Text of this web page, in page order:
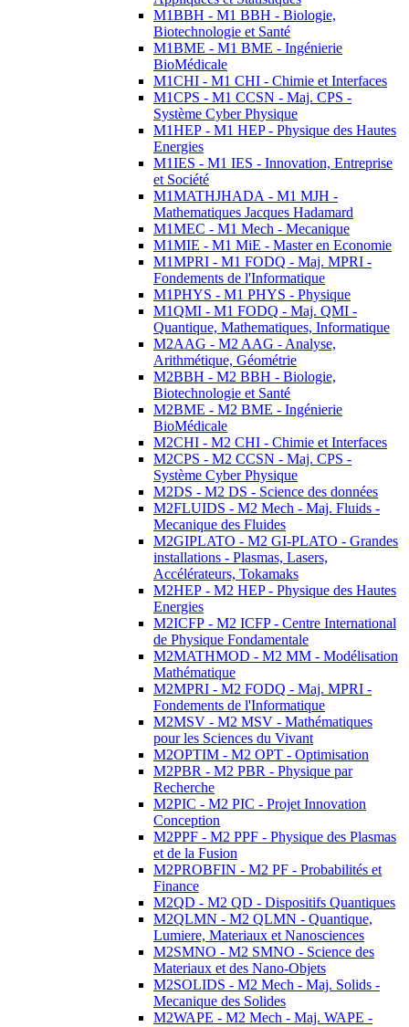
M1BBH - M1 BBH - Biologie,
Biotechnologie et Santé
M1BME - M1 BME - Ingénierie
BioMédicale
M1CHI - M1 CHI - Chimie et Interfaces
M1CPS - M1 CCSN - Maj. CPS -
Système Cyber Physique
M1HEP - M1 HEP - Physique des Hautes
Energies
M1IES - M1 IES - Innovation, Entreprise
et Société
M1MATHJHADA - M1 MJH -
Mathematiques Jacques Hadamard
M1MEC - M1 Mech - Mecanique
M1MIE - M1 MiE - Master en Economie
M1MPRI - M1 FODQ - Maj. MPRI -
Fondements de l'Informatique
M1PHYS - M1 PHYS - Physique
M1QMI - M1 FODQ - Maj. QMI -
Quantique, Mathematiques, Informatique
M2AAG - M2 AAG - Analyse,
Arithmétique, Géométrie
M2BBH - M2 BBH - Biologie,
Biotechnologie et Santé
M2BME - M2 BME - Ingénierie
BioMédicale
M2CHI - M2 CHI - Chimie et Interfaces
M2CPS - M2 CCSN - Maj. CPS -
Système Cyber Physique
M2DS - M2 DS - Science des données
M2FLUIDS - M2 Mech - Maj. Fluids -
Mecanique des Fluides
M2GIPLATO - M2 GI-PLATO - Grandes
installations - Plasmas, Lasers,
Accélérateurs, Tokamaks
M2HEP - M2 HEP - Physique des Hautes
Energies
M2ICFP - M2 ICFP - Centre International
de Physique Fondamentale
M2MATHMOD - M2 MM - Modélisation
Mathématique
M2MPRI - M2 FODQ - Maj. MPRI -
Fondements de l'Informatique
M2MSV - M2 MSV - Mathématiques
pour les Sciences du Vivant
M2OPTIM - M2 OPT - Optimisation
M2PBR - M2 PBR - Physique par
Recherche
M2PIC - M2 PIC - Projet Innovation
Conception
M2PPF - M2 PPF - Physique des Plasmas
et de la Fusion
M2PROBFIN - M2 PF - Probabilités et
Finance
M2QD - M2 QD - Dispositifs Quantiques
M2QLMN - M2 QLMN - Quantique,
Lumiere, Materiaux et Nanosciences
M2SMNO - M2 SMNO - Science des
Materiaux et des Nano-Objets
M2SOLIDS - M2 Mech - Maj. Solids -
Mecanique des Solides
M2WAPE - M2 Mech - Maj. WAPE -